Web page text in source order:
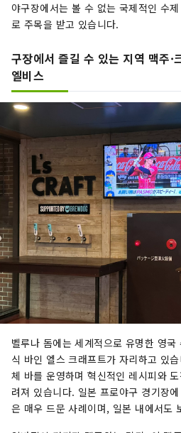
야구장에서는 볼 수 없는 국제적인 수
로 주목을 받고 있습니다.
구장에서 즐길 수 있는 지역 맥주·
엘비스
벨루나 돔에는 세계적으로 유명한 영
식 바인 엘스 크래프트가 자리하고 있
체 바를 운영하며 혁신적인 레시피와
려져 있습니다. 일본 프로야구 경기장
은 매우 드문 사례이며, 일본 내에서도